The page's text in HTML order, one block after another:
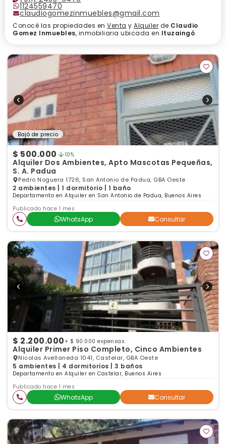
1124559470
claudiogomezinmuebles@gmail.com
Conocé las propiedades en Venta y Alquiler de Claudio
Gomez Inmuebles, inmobiliaria ubicada en Ituzaingó.
Bajó de precio
$ 500.000 10%
Alquiler Dos Ambientes, Apto Mascotas Pequeñas,
S. A. Padua
Pedro Noguera 1726, San Antonio de Padua, GBA Oeste
2 ambientes | 1 dormitorio | 1 baño
Departamento en Alquiler en San Antonio de Padua, Buenos Aires
Publicado hace 1 mes
WhatsApp Consultar
$ 2.200.000 + $ 90.000 expensas
Alquiler Primer Piso Completo, Cinco Ambientes
Nicolas Avellaneda 1041, Castelar, GBA Oeste
5 ambientes | 4 dormitorios | 3 baños
Departamento en Alquiler en Castelar, Buenos Aires
Publicado hace 1 mes
WhatsApp Consultar